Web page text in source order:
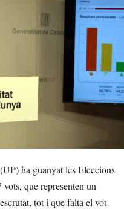
ha guanyat les Eleccions
que representen un
tot i que falta el vot